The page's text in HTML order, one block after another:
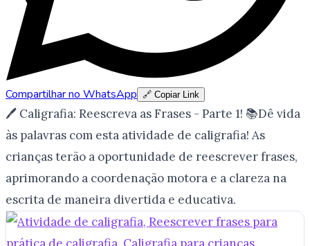
Compartilhar no WhatsApp 🔗 Copiar Link
🖊️ Caligrafia: Reescreva as Frases - Parte 1! 📚Dê vida
às palavras com esta atividade de caligrafia! As
crianças terão a oportunidade de reescrever frases,
aprimorando a coordenação motora e a clareza na
escrita de maneira divertida e educativa.